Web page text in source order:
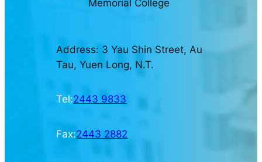
Memorial College
Address: 3 Yau Shin Street, Au
Tau, Yuen Long, N.T.
Tel:2443 9833
Fax:2443 2882